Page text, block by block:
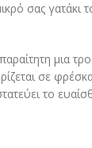
σας γατάκι
μια
σε
το